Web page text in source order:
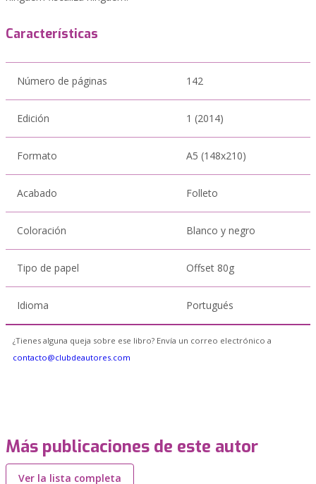
Características
Número de páginas 142
Edición 1 (2014)
Formato A5 (148x210)
Acabado Folleto
Coloración Blanco y negro
Tipo de papel Offset 80g
Idioma Portugués
¿Tienes alguna queja sobre ese libro? Envía un correo electrónico a
contacto@clubdeautores.com
Más publicaciones de este autor
Ver la lista completa